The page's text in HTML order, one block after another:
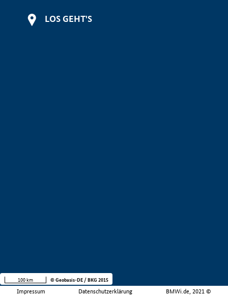
LOS GEHT'S
Impressum Datenschutzerklärung BMWi.de, 2021 ©
100 km © Geobasis-DE / BKG 2015